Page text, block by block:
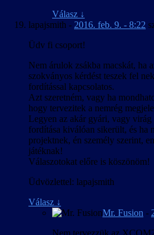
Válasz ↓
lapajsmith - 2016. feb. 9. - 8:22
Üdv fi csoport!
Nem árulok zsákba macskát, ha
szokványos kérdést teszek fel
fordítással kapcsolatos.
Azt szeretném, vagy ha
hogy tervezitek a nemrég
Legyen az akár gyári, vagy
fordítása kiválóan sikerült, és ha
projektnek, én személy szerint,
játéknak!
Válaszotokat előre is köszönöm!
Üdvözlettel: lapajsmith
Válasz ↓
Mr. Fusion -